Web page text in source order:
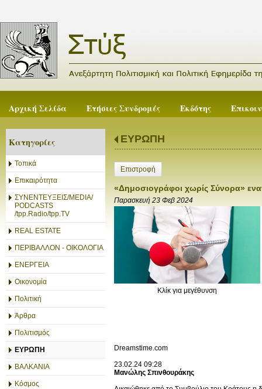
Αρχική Σελίδα Ετήσιες Συνδρομές Εκδότης
Κατηγορίες
Τοπικά
Επικαιρότητα
ΣΥΝΕΝΤΕΥΞΕΙΣ/MEDIA/
PODCASTS
/tpp.Radio/tpp.TV
REAL ESTATE
ΠΕΡΙΒΑΛΛΟΝ - ΟΙΚΟΛΟΓΙΑ
ΕΝΕΡΓΕΙΑ
Οικονομία
Πολιτική
Άρθρα
Πολιτισμός
ΕΥΡΩΠΗ
ΒΑΛΚΑΝΙΑ
Κόσμος
ΕΥΡΩΠΗ
Επιστροφή
«Δημοσιογράφοι χωρίς Σύνορα»
Παρασκευή 23 Φεβ 2024
Κλίκ για μεγέθυνση
Dreamstime.com
23.02.24 09:28
Μανώλης Σπινθουράκης